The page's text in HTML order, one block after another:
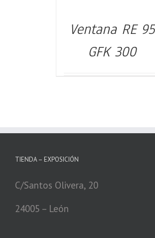
DETALLES
Ventana RE 95
GFK 300
TIENDA – EXPOSICIÓN
C/Santos Olivera, 20
24005 – León